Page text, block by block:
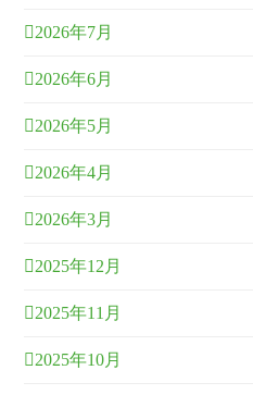
2026年7月
2026年6月
2026年5月
2026年4月
2026年3月
2025年12月
2025年11月
2025年10月